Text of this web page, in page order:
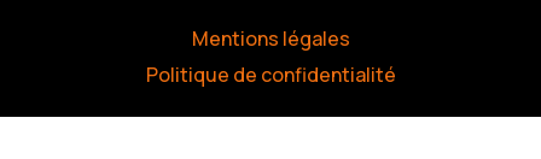
Mentions légales
Politique de confidentialité